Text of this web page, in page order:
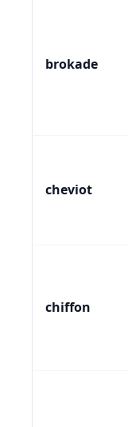
brokade
cheviot
chiffon